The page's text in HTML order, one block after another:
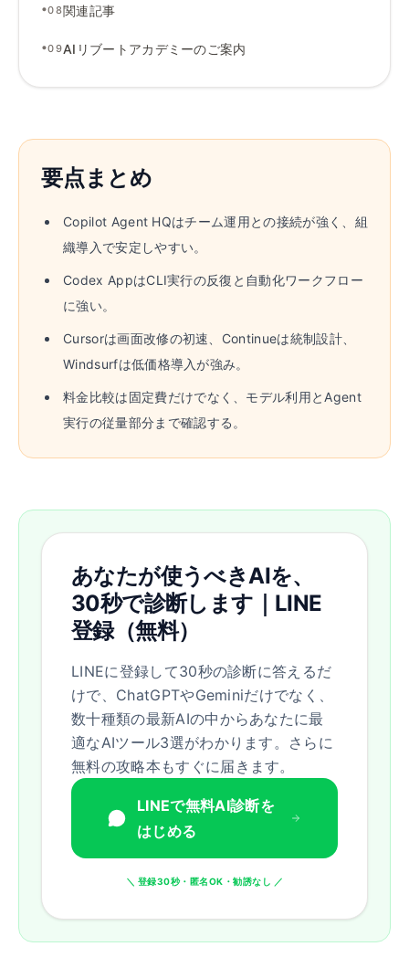
•08関連記事
•09AIリブートアカデミーのご案内
要点まとめ
Copilot Agent HQはチーム運用との接続が強く、組
織導入で安定しやすい。
Codex AppはCLI実行の反復と自動化ワークフロー
に強い。
Cursorは画面改修の初速、Continueは統制設計、
Windsurfは低価格導入が強み。
料金比較は固定費だけでなく、モデル利用とAgent
実行の従量部分まで確認する。
あなたが使うべきAIを、
30秒で診断します｜LINE
登録（無料）
LINEに登録して30秒の診断に答えるだ
けで、ChatGPTやGeminiだけでなく、
数十種類の最新AIの中からあなたに最
適なAIツール3選がわかります。さらに
無料の攻略本もすぐに届きます。
LINEで無料AI診断を
はじめる
＼ 登録30秒・匿名OK・勧誘なし ／